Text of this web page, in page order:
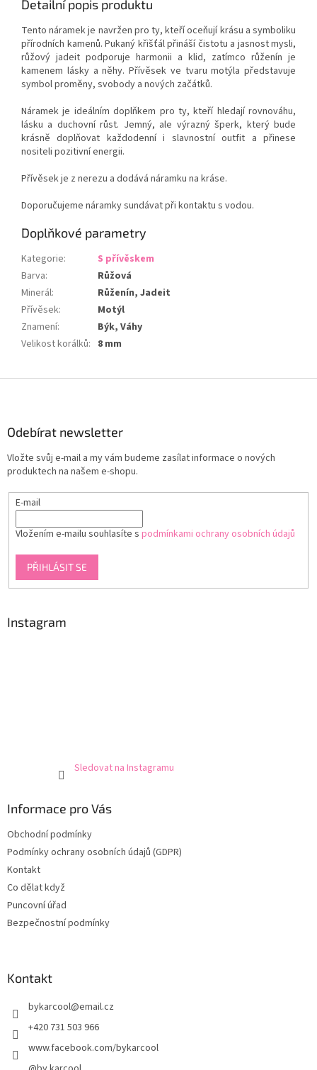
Detailní popis produktu
Tento náramek je navržen pro ty, kteří oceňují krásu a symboliku
přírodních kamenů. Pukaný křišťálpřináší čistotu a jasnost mysli,
růžový jadeit podporuje harmonii a klid, zatímco růženín je
kamenem lásky a něhy. Přívěsek ve tvaru motýla představuje
symbol proměny, svobody a nových začátků.
Náramek je ideálním doplňkem pro ty, kteří hledají rovnováhu,
lásku a duchovní růst. Jemný, ale výrazný šperk, který bude
krásně doplňovat každodenní i slavnostní outfit a přinese
nositeli pozitivní energii.
Přívěsek je z nerezu a dodává náramku na kráse.
Doporučujeme náramky sundávat při kontaktu s vodou.
Doplňkové parametry
Kategorie:
S přívěskem
Barva:
Růžová
Minerál:
Růženín, Jadeit
Přívěsek:
Motýl
Znamení:
Býk, Váhy
Velikost korálků: 8 mm
Odebírat newsletter
Vložte svůj e-mail a my vám budeme zasílat informace o nových
produktech na našem e-shopu.
E-mail
Vložením e-mailu souhlasíte s podmínkami ochrany osobních údajů
PŘIHLÁSIT SE
Instagram
Sledovat na Instagramu
Informace pro Vás
Obchodní podmínky
Podmínky ochrany osobních údajů (GDPR)
Kontakt
Co dělat když
Puncovní úřad
Bezpečnostní podmínky
Kontakt
bykarcool@email.cz
+420 731 503 966
www.facebook.com/bykarcool